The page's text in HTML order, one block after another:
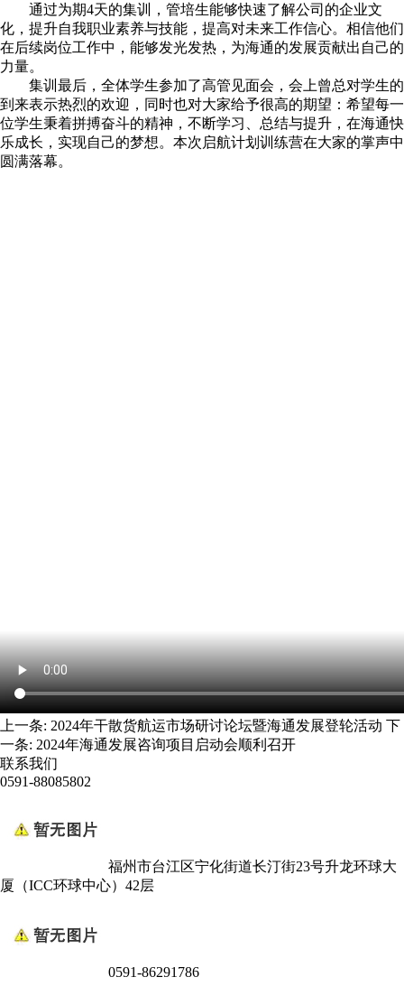
通过为期4天的集训，管培生能够快速了解公司的企业文
化，提升自我职业素养与技能，提高对未来工作信心。相信他们
在后续岗位工作中，能够发光发热，为海通的发展贡献出自己的
力量。
集训最后，全体学生参加了高管见面会，会上曾总对学生的
到来表示热烈的欢迎，同时也对大家给予很高的期望：希望每一
位学生秉着拼搏奋斗的精神，不断学习、总结与提升，在海通快
乐成长，实现自己的梦想。本次启航计划训练营在大家的掌声中
圆满落幕。
上一条: 2024年干散货航运市场研讨论坛暨海通发展登轮活动 下
一条: 2024年海通发展咨询项目启动会顺利召开
联系我们
0591-88085802
福州市台江区宁化街道长汀街23号升龙环球大
厦（ICC环球中心）42层
0591-86291786